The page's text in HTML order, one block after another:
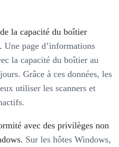
la capacité du boîtier
Une page d’informations
la capacité du boîtier au
Grâce à ces données, les
utiliser les scanners et
avec des privilèges non
Sur les hôtes Windows,